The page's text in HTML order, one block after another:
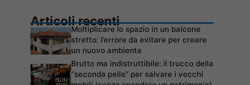
Articoli recenti
Moltiplicare lo spazio in un balcone
stretto: l’errore da evitare per creare
un nuovo ambiente
Brutto ma indistruttibile: il trucco della
“seconda pelle” per salvare i vecchi